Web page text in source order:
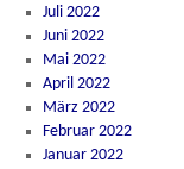
Juli 2022
Juni 2022
Mai 2022
April 2022
März 2022
Februar 2022
Januar 2022